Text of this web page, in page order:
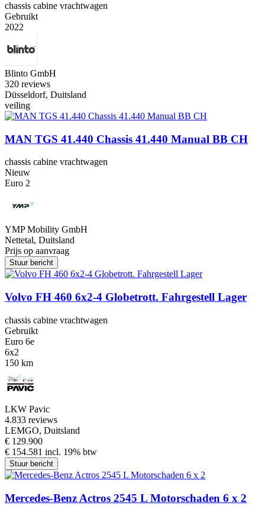
chassis cabine vrachtwagen
Gebruikt
2022
Blinto GmbH
320 reviews
Düsseldorf, Duitsland
veiling
MAN TGS 41.440 Chassis 41.440 Manual BB CH
chassis cabine vrachtwagen
Nieuw
Euro 2
YMP Mobility GmbH
Nettetal, Duitsland
Prijs op aanvraag
Stuur bericht
Volvo FH 460 6x2-4 Globetrott. Fahrgestell Lager
chassis cabine vrachtwagen
Gebruikt
Euro 6e
6x2
150 km
LKW Pavic
4.833 reviews
LEMGO, Duitsland
€ 129.900
€ 154.581 incl. 19% btw
Stuur bericht
Mercedes-Benz Actros 2545 L Motorschaden 6 x 2